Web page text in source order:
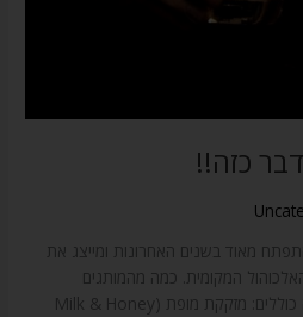
כזה!!
מאוד בשנים האחרונות ומייצג את
המקומית. כמה מהמותגים
הבולטים והמשמעותיים בתחום זה כוללים: מזקקת מופת (Milk & Honey